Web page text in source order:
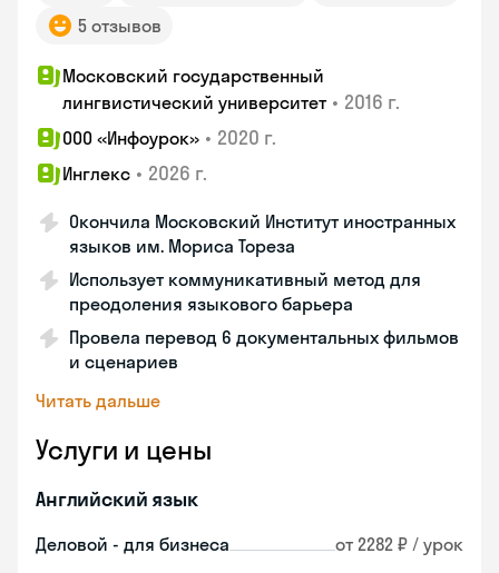
5 отзывов
Московский государственный
лингвистический университет • 2016 г.
ООО «Инфоурок» • 2020 г.
Инглекс • 2026 г.
Окончила Московский Институт иностранных
языков им. Мориса Тореза
Использует коммуникативный метод для
преодоления языкового барьера
Провела перевод 6 документальных фильмов
и сценариев
Читать дальше
Услуги и цены
Английский язык
Деловой - для бизнеса от 2282 ₽ / урок